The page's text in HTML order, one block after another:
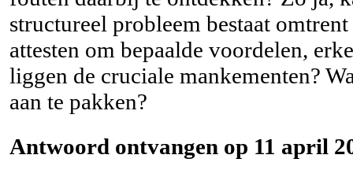
structureel probleem bestaat
attesten om bepaalde voordelen,
liggen de cruciale mankementen?
aan te pakken?
Antwoord ontvangen op 11 april